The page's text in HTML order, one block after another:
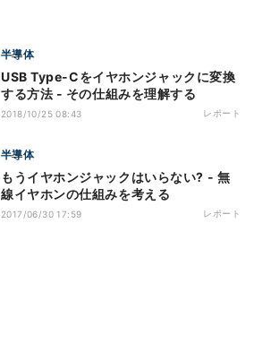
半導体
USB Type-Cをイヤホンジャックに変換
する方法 - その仕組みを理解する
2018/10/25 08:43 レポート
半導体
もうイヤホンジャックはいらない? - 無
線イヤホンの仕組みを考える
2017/06/30 17:59 レポート